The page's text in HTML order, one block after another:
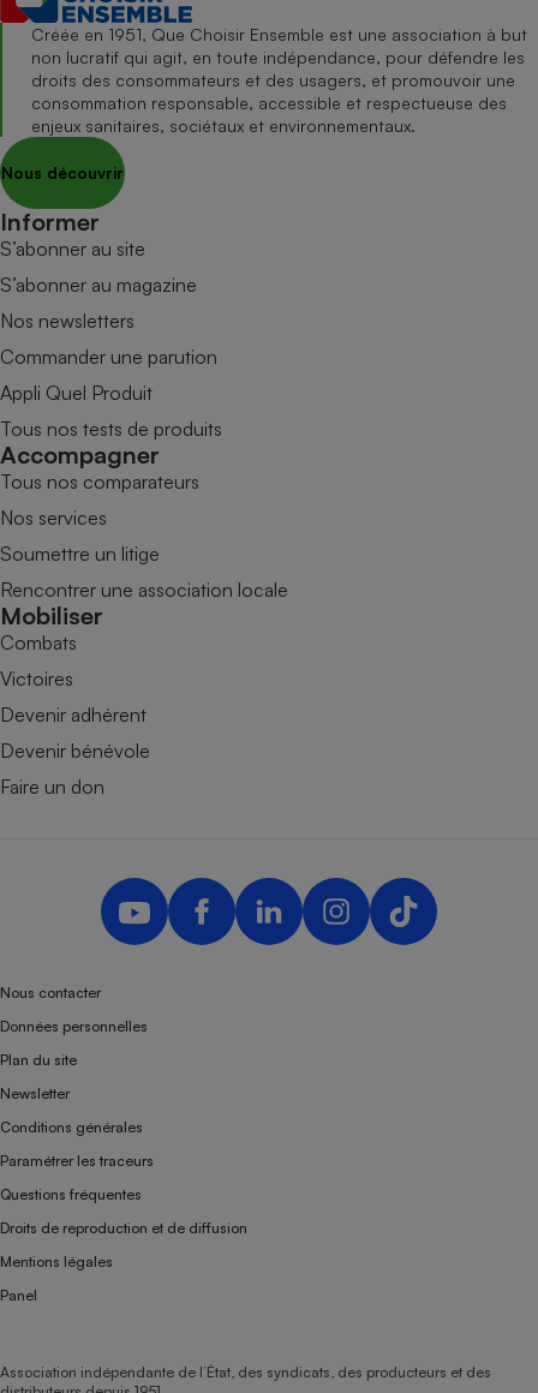
Créée en 1951, Que Choisir Ensemble est une association à but
non lucratif qui agit, en toute indépendance, pour défendre les
droits des consommateurs et des usagers, et promouvoir une
consommation responsable, accessible et respectueuse des
enjeux sanitaires, sociétaux et environnementaux.
Nous découvrir
Informer
S’abonner au site
S’abonner au magazine
Nos newsletters
Commander une parution
Appli Quel Produit
Tous nos tests de produits
Accompagner
Tous nos comparateurs
Nos services
Soumettre un litige
Rencontrer une association locale
Mobiliser
Combats
Victoires
Devenir adhérent
Devenir bénévole
Faire un don
Nous contacter
Données personnelles
Plan du site
Newsletter
Conditions générales
Paramétrer les traceurs
Questions fréquentes
Droits de reproduction et de diffusion
Mentions légales
Panel
Association indépendante de l’État, des syndicats, des producteurs et des